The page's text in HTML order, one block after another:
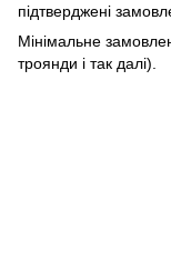
підтверджені
Мінімальне
троянди і так далі).